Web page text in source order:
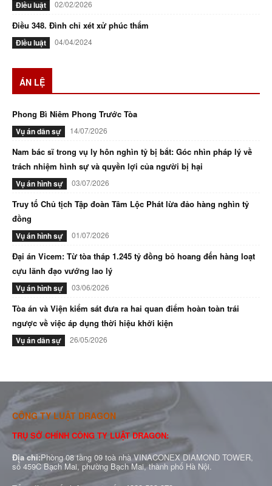
Điều luật 02/02/2026
Điều 348. Đình chỉ xét xử phúc thẩm
Điều luật 04/04/2024
ÁN LỆ
Phong Bì Niêm Phong Trước Tòa
Vụ án dân sự 14/07/2026
Nam bác sĩ trong vụ ly hôn nghìn tỷ bị bắt: Góc nhìn pháp lý về
trách nhiệm hình sự và quyền lợi của người bị hại
Vụ án hình sự 03/07/2026
Truy tố Chủ tịch Tập đoàn Tâm Lộc Phát lừa đảo hàng nghìn tỷ
đồng
Vụ án hình sự 01/07/2026
Đại án Vicem: Từ tòa tháp 1.245 tỷ đồng bỏ hoang đến hàng loạt
cựu lãnh đạo vướng lao lý
Vụ án hình sự 03/06/2026
Tòa án và Viện kiểm sát đưa ra hai quan điểm hoàn toàn trái
ngược về việc áp dụng thời hiệu khởi kiện
Vụ án dân sự 26/05/2026
CÔNG TY LUẬT DRAGON
TRỤ SỞ CHÍNH CÔNG TY LUẬT DRAGON:
Địa chỉ:Phòng 08 tầng 09 toà nhà VINACONEX DIAMOND TOWER,
số 459C Bạch Mai, phường Bạch Mai, thành phố Hà Nội.